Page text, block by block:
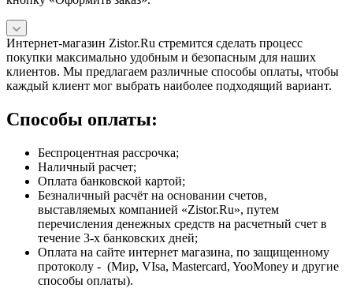
Интернет-магазин Zistor.Ru стремится сделать процесс
покупки максимально удобным и безопасным для наших
клиентов. Мы предлагаем различные способы оплаты, чтобы
каждый клиент мог выбрать наиболее подходящий вариант.
Способы оплаты:
Беспроцентная рассрочка;
Наличный расчет;
Оплата банковской картой;
Безналичный расчёт на основании счетов,
выставляемых компанией «Zistor.Ru», путем
перечисления денежных средств на расчетный счет в
течение 3-х банковских дней;
Оплата на сайте интернет магазина, по защищенному
протоколу - (Мир, VIsa, Mastercard, YooMoney и другие
способы оплаты).